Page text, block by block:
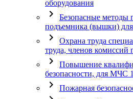
оборудования
chevron_right
Безопасные методы
подъемника (вышки)
chevron_right
Охрана труда
труда, членов комиссий
chevron_right
Повышение
безопасности, для МЧС
chevron_right Пожарная